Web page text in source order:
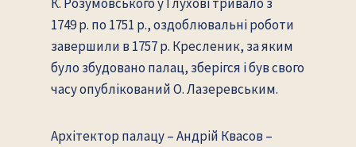
1749 р. по 1751 р., оздоблювальні роботи
завершили в 1757 р. Кресленик, за яким
було збудовано палац, зберігся і був свого
часу опублікований О. Лазеревським.
Архітектор палацу – Андрій Квасов –